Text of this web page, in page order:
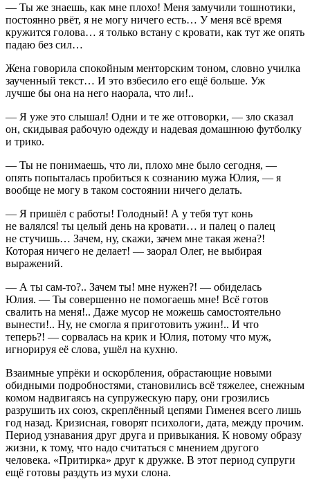
— Ты же знаешь, как мне плохо! Меня замучили тошнотики,
постоянно рвёт, я не могу ничего есть… У меня всё время
кружится голова… я только встану с кровати, как тут же опять
падаю без сил…
Жена говорила спокойным менторским тоном, словно училка
заученный текст… И это взбесило его ещё больше. Уж
лучше бы она на него наорала, что ли!..
— Я уже это слышал! Одни и те же отговорки, — зло сказал
он, скидывая рабочую одежду и надевая домашнюю футболку
и трико.
— Ты не понимаешь, что ли, плохо мне было сегодня, —
опять попыталась пробиться к сознанию мужа Юлия, — я
вообще не могу в таком состоянии ничего делать.
— Я пришёл с работы! Голодный! А у тебя тут конь
не валялся! ты целый день на кровати… и палец о палец
не стучишь… Зачем, ну, скажи, зачем мне такая жена?!
Которая ничего не делает! — заорал Олег, не выбирая
выражений.
— А ты сам-то?.. Зачем ты! мне нужен?! — обиделась
Юлия. — Ты совершенно не помогаешь мне! Всё готов
свалить на меня!.. Даже мусор не можешь самостоятельно
вынести!.. Ну, не смогла я приготовить ужин!.. И что
теперь?! — сорвалась на крик и Юлия, потому что муж,
игнорируя её слова, ушёл на кухню.
Взаимные упрёки и оскорбления, обрастающие новыми
обидными подробностями, становились всё тяжелее, снежным
комом надвигаясь на супружескую пару, они грозились
разрушить их союз, скреплённый цепями Гименея всего лишь
год назад. Кризисная, говорят психологи, дата, между прочим.
Период узнавания друг друга и привыкания. К новому образу
жизни, к тому, что надо считаться с мнением другого
человека. «Притирка» друг к дружке. В этот период супруги
ещё готовы раздуть из мухи слона.